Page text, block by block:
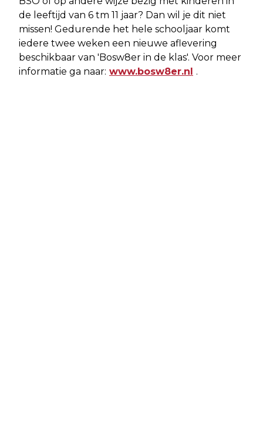
de leeftijd van 6 tm 11 jaar? Dan wil je dit niet
missen! Gedurende het hele schooljaar komt
iedere twee weken een nieuwe aflevering
beschikbaar van 'Bosw8er in de klas'. Voor meer
informatie ga naar: www.bosw8er.nl .